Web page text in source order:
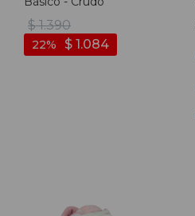
$ 1.390
$ 1.084
22